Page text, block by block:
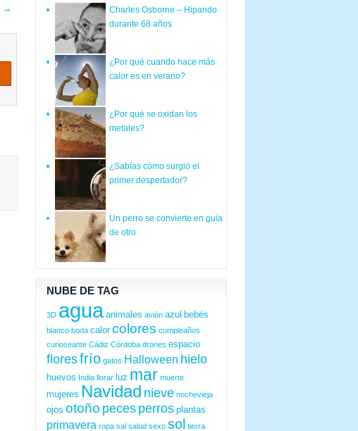
→
Charles Osborne – Hipando
durante 68 años
¿Por qué cuando hace más
calor es en verano?
¿Por qué se oxidan los
metales?
¿Sabías cómo surgió el
primer despertador?
Un perro se convierte en guía
de otro
NUBE DE TAG
3D agua animales avión azul bebés
blanco boda calor colores cumpleaños
curioseante Cádiz Córdoba drones espacio
floresfrío gatos Halloween hielo
huevos India llorar luz mar muerte
mujeres Navidad nieve nochevieja
ojos otoño peces perros plantas
primavera ropa sal salud sexo sol tierra